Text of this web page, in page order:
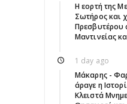
Η εορτή της
Σωτήρος και
Πρεσβυτέρου
Μαντινείας
1 day ago
Μάκαρης -
άραγε η
Κλειστά